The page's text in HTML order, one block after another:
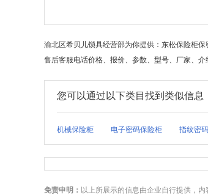
渝北区希贝儿锁具经营部为你提供：东松保险柜
售后客服电话价格、报价、参数、型号、厂家、
您可以通过以下类目找到类似信息
机械保险柜 电子密码保险柜 指纹密
免责申明： 以上所展示的信息由企业自行提供，